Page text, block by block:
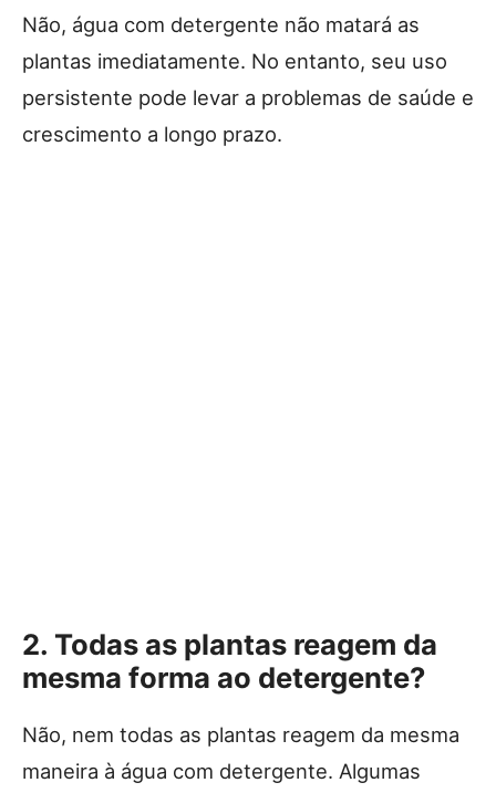
Não, água com detergente não matará as
plantas imediatamente. No entanto, seu uso
persistente pode levar a problemas de saúde e
crescimento a longo prazo.
2. Todas as plantas reagem da
mesma forma ao detergente?
Não, nem todas as plantas reagem da mesma
maneira à água com detergente. Algumas